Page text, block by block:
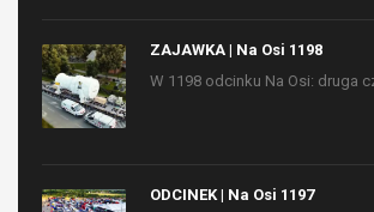
ZAJAWKA | Na Osi 1198
W 1198 odcinku Na Osi: druga
ODCINEK | Na Osi 1197